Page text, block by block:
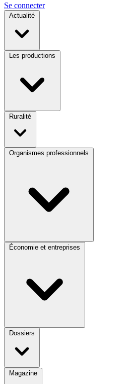
Se connecter
Actualité
Les productions
Ruralité
Organismes professionnels
Économie et entreprises
Dossiers
Magazine